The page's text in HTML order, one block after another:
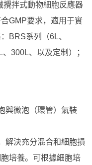
攪拌式動物細胞反應器
GMP要求，適用于實
BRS系列（6L、
300L、以及定制）；
與微泡（環管）氣裝
解決充分混合和細胞損
培養。可根據細胞培